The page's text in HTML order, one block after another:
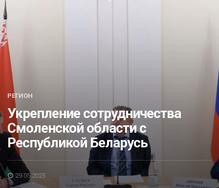
Контакты
Люди родного края
Акция
К 70-летию районного Дома культуры
Конкурс
Люди родного края
Национальные проекты
Память
РЕГИОН
Укрепление сотрудничества
Смоленской области с
Республикой Беларусь
29.05.2025